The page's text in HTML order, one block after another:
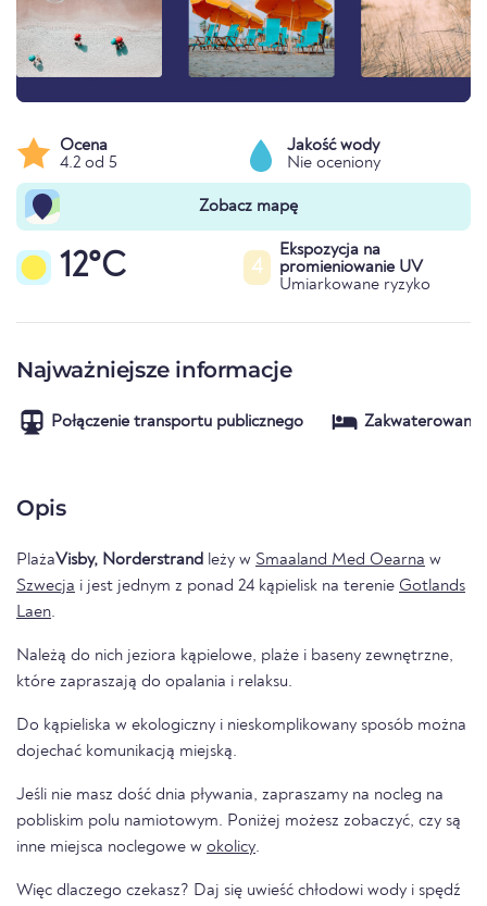
Ocena
4.2 od 5
Jakość wody
Nie oceniony
Zobacz mapę
12°C 4
Ekspozycja na
promieniowanie UV
Umiarkowane ryzyko
Najważniejsze informacje
Połączenie transportu publicznego Zakwaterowanie
Opis
PlażaVisby, Norderstrand leży w Smaaland Med Oearna w
Szwecja i jest jednym z ponad 24 kąpielisk na terenie Gotlands
Laen.
Należą do nich jeziora kąpielowe, plaże i baseny zewnętrzne,
które zapraszają do opalania i relaksu.
Do kąpieliska w ekologiczny i nieskomplikowany sposób można
dojechać komunikacją miejską.
Jeśli nie masz dość dnia pływania, zapraszamy na nocleg na
pobliskim polu namiotowym. Poniżej możesz zobaczyć, czy są
inne miejsca noclegowe w okolicy.
Więc dlaczego czekasz? Daj się uwieść chłodowi wody i spędź